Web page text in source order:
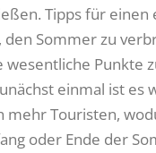
Tipps für
Sommer zu
Punkte
einmal ist es
mehr Touristen,
oder Ende der